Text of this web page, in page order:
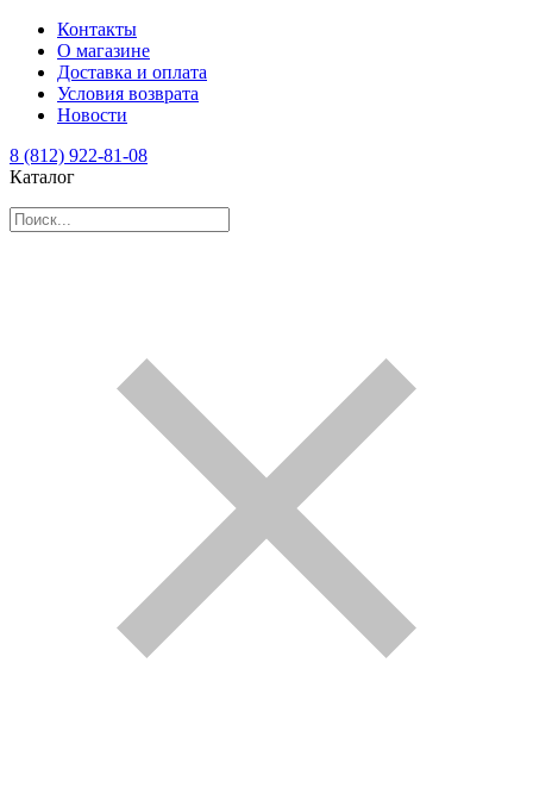
Контакты
О магазине
Доставка и оплата
Условия возврата
Новости
8 (812) 922-81-08
Каталог